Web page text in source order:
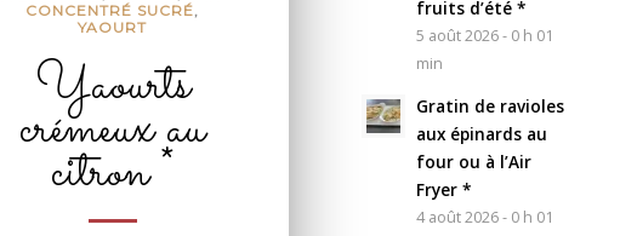
CONCENTRÉ SUCRÉ,
YAOURT
Yaourts
crémeux au
citron *
fruits d’été *
5 août 2026 - 0 h 01
min
Gratin de ravioles
aux épinards au
four ou à l’Air
Fryer *
4 août 2026 - 0 h 01